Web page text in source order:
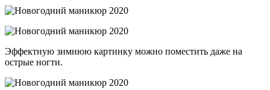
Эффектную зимнюю картинку можно поместить даже на
острые ногти.